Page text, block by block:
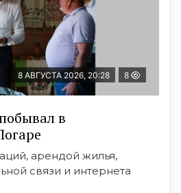
8 АВГУСТА 2026, 20:28 8
в
арендой жилья,
связи и интернета